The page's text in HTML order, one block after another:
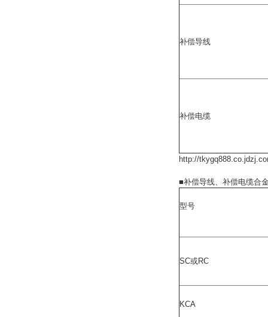
补偿导线
补偿电缆
http://
■补偿导线、补偿电缆合
型号
SC或RC
KCA